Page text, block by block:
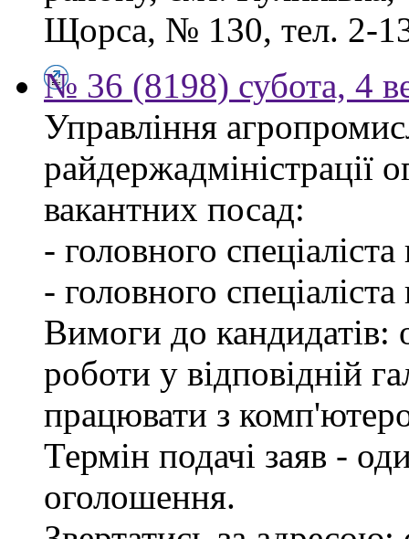
Щорса, № 130, тел. 2-
№ 36 (8198) субота, 4
Управління
райдержадміністрації
вакантних посад:
- головного
- головного
Вимоги до кандидатів:
роботи у відповідній
працювати з
Термін подачі заяв -
оголошення.